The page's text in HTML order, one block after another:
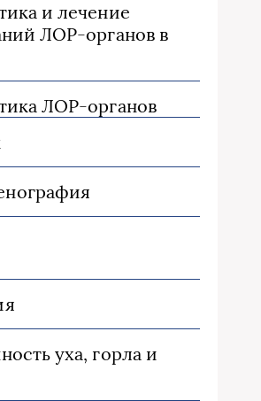
и лечение
ЛОР-органов в
ЛОР-органов
уха, горла и